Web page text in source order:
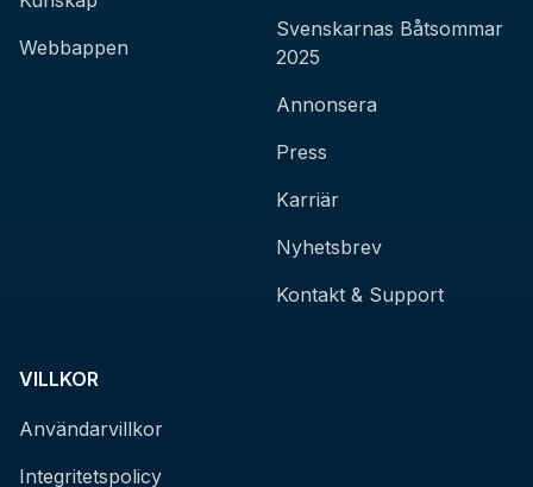
Webbappen
Svenskarnas Båtsommar
2025
Annonsera
Press
Karriär
Nyhetsbrev
Kontakt & Support
VILLKOR
Användarvillkor
Integritetspolicy